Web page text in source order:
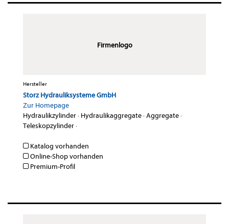
Firmenlogo
Hersteller
Storz Hydrauliksysteme GmbH
Zur Homepage
Hydraulikzylinder· Hydraulikaggregate·Aggregate·
Teleskopzylinder·
Katalog vorhanden
Online-Shop vorhanden
Premium-Profil